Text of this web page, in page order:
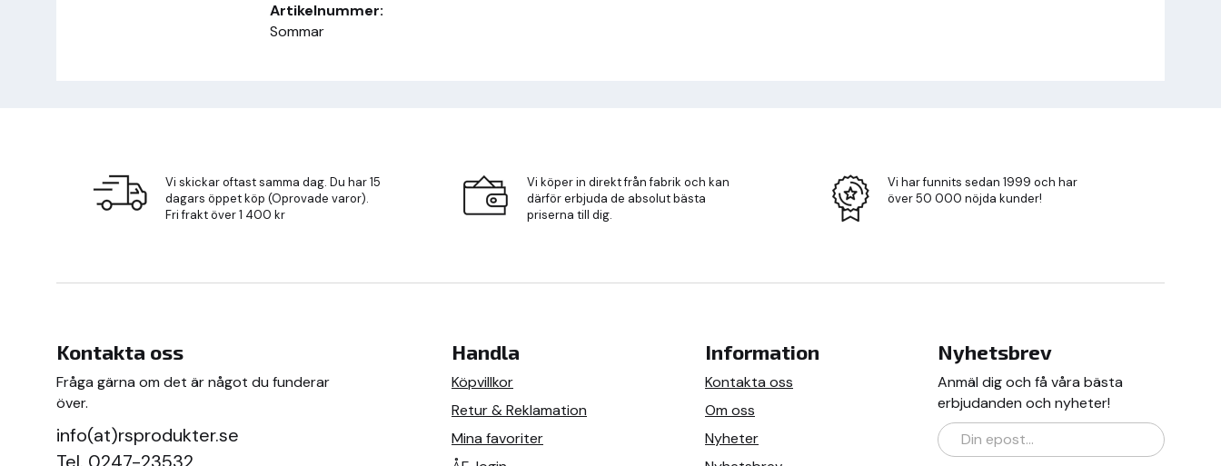
Artikelnummer:
Sommar
Vi skickar oftast samma dag. Du har 15
dagars öppet köp (Oprovade varor).
Fri frakt över 1 400 kr
Vi köper in direkt från fabrik och kan
därför erbjuda de absolut bästa
priserna till dig.
Vi har funnits sedan 1999 och har
över 50 000 nöjda kunder!
Kontakta oss
Fråga gärna om det är något du funderar
över.
info(at)rsprodukter.se
Handla
Köpvillkor
Retur & Reklamation
Mina favoriter
Information
Kontakta oss
Om oss
Nyheter
Nyhetsbrev
Anmäl dig och få våra bästa
erbjudanden och nyheter!